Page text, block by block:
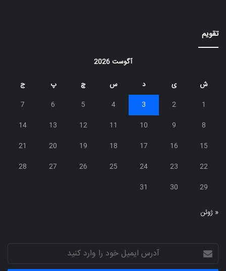
تقویم
آگوست 2026
ش ی د س چ پ
ج
1
2
3
4
5
6
7
8
9
10
11
12
13
14
15
16
17
18
19
20
21
22
23
24
25
26
27
28
29
30
31
« ژوئن
آدرس
ایمیل